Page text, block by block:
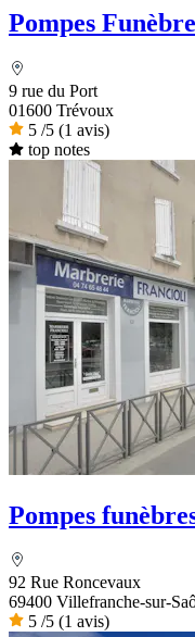
Pompes
9 rue du Port
01600 Trévoux
5 /5 (1 avis)
top notes
Pompes
92 Rue Roncevaux
69400 Villefranche-sur-
5 /5 (1 avis)